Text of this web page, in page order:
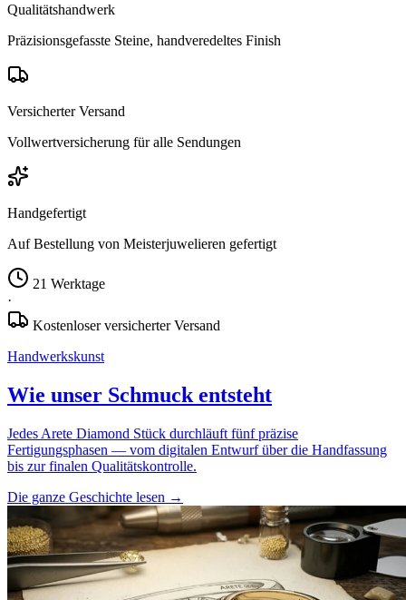
Qualitätshandwerk
Präzisionsgefasste Steine, handveredeltes Finish
Versicherter Versand
Vollwertversicherung für alle Sendungen
Handgefertigt
Auf Bestellung von Meisterjuwelieren gefertigt
21 Werktage
·
Kostenloser versicherter Versand
Handwerkskunst
Wie unser Schmuck entsteht
Jedes Arete Diamond Stück durchläuft fünf präzise
Fertigungsphasen — vom digitalen Entwurf über die Handfassung
bis zur finalen Qualitätskontrolle.
Die ganze Geschichte lesen →